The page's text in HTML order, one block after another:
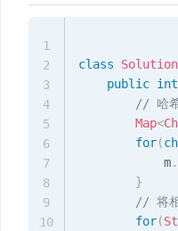
class Solution
public int
// 哈
Map<
for(
            m
.
}
// 将相
for(
1
2
3
4
5
6
7
8
9
10